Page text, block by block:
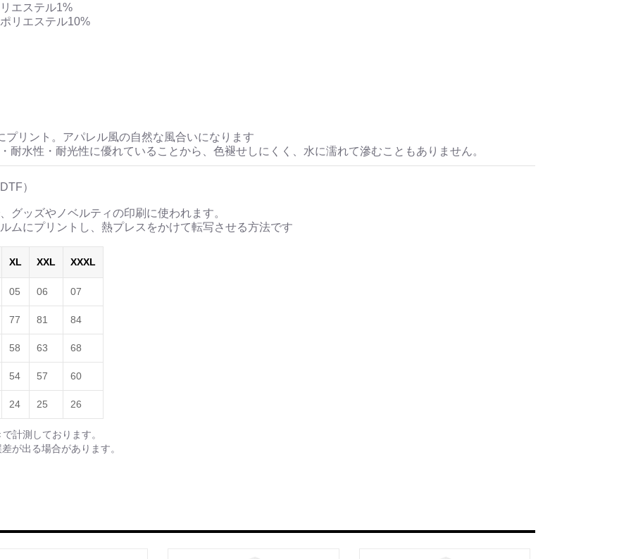
エステル1%
リエステル10%
プリント。アパレル風の自然な風合いになります
耐水性・耐光性に優れていることから、色褪せしにくく、水に濡れて滲むこともありません。
）
グッズやノベルティの印刷に使われます。
ムにプリントし、熱プレスをかけて転写させる方法です
XL XXL XXXL
05 06 07
77 81 84
58 63 68
54 57 60
24 25 26
計測しております。
が出る場合があります。